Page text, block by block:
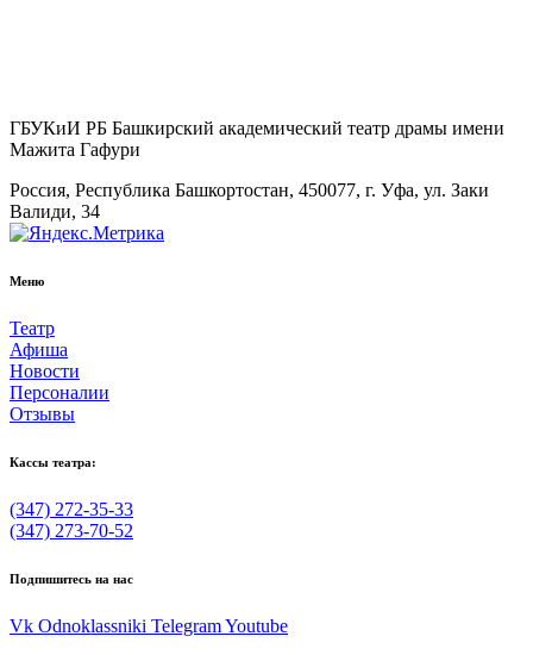
ГБУКиИ РБ Башкирский академический театр драмы имени
Мажита Гафури
Россия, Республика Башкортостан, 450077, г. Уфа, ул. Заки
Валиди, 34
Меню
Театр
Афиша
Новости
Персоналии
Отзывы
Кассы театра:
(347) 272-35-33
(347) 273-70-52
Подпишитесь на нас
Vk Odnoklassniki TelegramYoutube